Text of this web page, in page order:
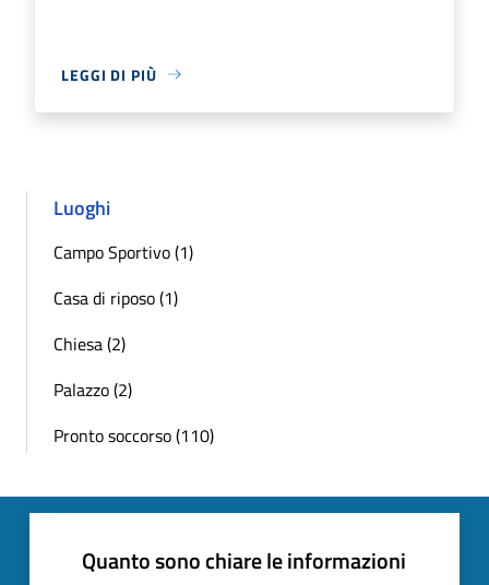
LEGGI DI PIÙ
Luoghi
Campo Sportivo (1)
Casa di riposo (1)
Chiesa (2)
Palazzo (2)
Pronto soccorso (110)
Quanto sono chiare le informazioni